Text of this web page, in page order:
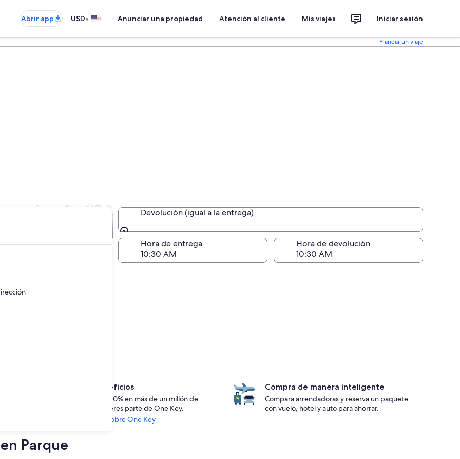
Abrir app USD• Anunciar una propiedad Atención al cliente Mis viajes Iniciar sesión
Planear un viaje
desde $14
en Parque
Devolución (igual a la entrega)
Devolución (igual a la entrega)
de devolución
Hora de entrega Hora de devolución
Accede a beneficios
Ahorra desde un 10% en más de un millón de
rentas de auto si eres parte de One Key.
Ver información sobre One Key
Compra de manera inteligente
Compara arrendadoras y reserva un paquete
con vuelo, hotel y auto para ahorrar.
Parque